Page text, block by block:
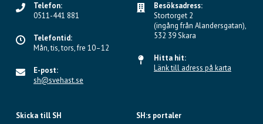
Telefon:
0511-441 881
Telefontid:
Mån, tis, tors, fre 10–12
E-post:
sh@svehast.se
Besöksadress:
Stortorget 2
(ingång från Alandersgatan),
532 39 Skara
Hitta hit:
Länk till adress på karta
Skicka till SH SH:s portaler